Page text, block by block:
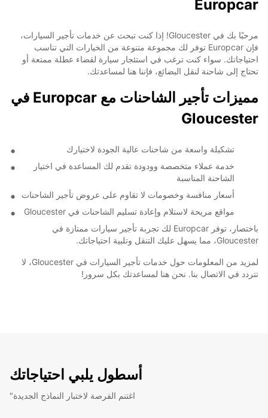
Europcar
مرحبًا بك في Gloucester! إذا كنت تبحث عن خدمات تأجير السيارات،
فإن Europcar توفر لك مجموعة متنوعة من الخيارات التي تناسب
احتياجاتك. سواء كنت ترغب في استئجار سيارة لقضاء عطلة ممتعة أو
تحتاج إلى شاحنة لنقل البضائع، فإننا هنا لمساعدتك.
مميزات تأجير الشاحنات مع Europcar في
Gloucester
تشكيلة واسعة من شاحنات عالية الجودة لاختيارك
خدمة عملاء متخصصة وودودة تقدم لك المساعدة في اختيار
الشاحنة المناسبة
أسعار منافسة وخصومات لا تقاوم على عروض تأجير الشاحنات
مواقع مريحة لاستلام وإعادة تسليم الشاحنات في Gloucester
باختصار، توفر Europcar لك تجربة تأجير سيارات ممتازة في
Gloucester، مما يسهل عليك التنقل وتلبية احتياجاتك.
لمزيد من المعلومات حول خدمات تأجير السيارات في Gloucester، لا
تتردد في الاتصال بنا. نحن هنا لمساعدتك بكل سرور!
أسطول يلبي احتياجاتك
"اغتنم الفرصة لاختبار النماذج الجديدة